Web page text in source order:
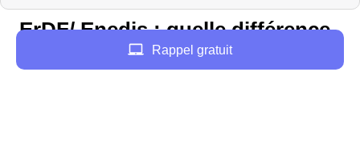
ErDF/ Enedis : quelle différence
pour les Belzois ?Rappel gratuit